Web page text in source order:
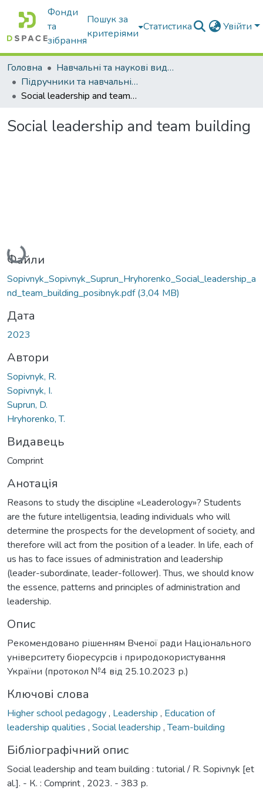
Фонди
та
зібрання
Пошук за
критеріями
Статистика Увійти
Головна
Навчальні та наукові видання
Підручники та навчальні посібники
Social leadership and team building
Social leadership and team building
Вантажиться...
Файли
Sopivnyk_Sopivnyk_Suprun_Hryhorenko_Social_leadership_a
nd_team_building_posibnyk.pdf(3,04 MB)
Дата
2023
Автори
Sopivnyk, R.
Sopivnyk, I.
Suprun, D.
Hryhorenko, T.
Видавець
Comprint
Анотація
Reasons to study the discipline «Leaderology»? Students
are the future intelligentsia, leading individuals who will
determine the prospects for the development of society, and
therefore will act from the position of a leader. In life, each of
us has to face issues of administration and leadership
(leader-subordinate, leader-follower). Thus, we should know
the essence, patterns and principles of administration and
leadership.
Опис
Рекомендовано рішенням Вченої ради Національного
університету біоресурсів і природокористування
України (протокол №4 від 25.10.2023 р.)
Ключові слова
Higher school pedagogy, Leadership , Education of
leadership qualities , Social leadership ,Team-building
Бібліографічний опис
Social leadership and team building : tutorial / R. Sopivnyk [et
al.]. - К. : Comprint , 2023. - 383 p.